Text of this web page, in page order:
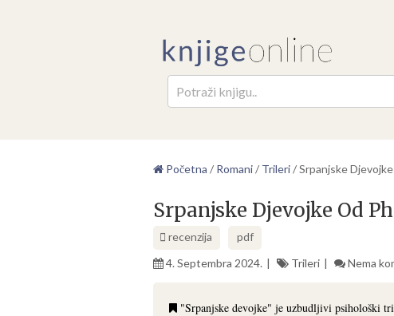
Početna / Romani/ Trileri/Srpanjske
Srpanjske Djevojke Od
recenzija
pdf
4. Septembra 2024.
Trileri Nema
"Srpanjske devojke" je uzbudljivi psihološki